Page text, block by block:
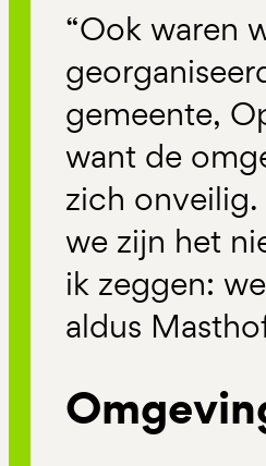
“Ook waren
gemeente,
want de
zich onveilig.
we zijn het
ik zeggen:
aldus